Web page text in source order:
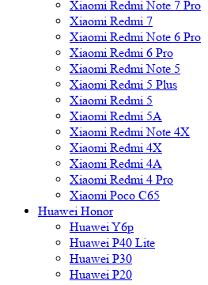
Xiaomi Redmi Note 7 Pro
Xiaomi Redmi 7
Xiaomi Redmi Note 6 Pro
Xiaomi Redmi 6 Pro
Xiaomi Redmi Note 5
Xiaomi Redmi 5 Plus
Xiaomi Redmi 5
Xiaomi Redmi 5A
Xiaomi Redmi Note 4X
Xiaomi Redmi 4X
Xiaomi Redmi 4A
Xiaomi Redmi 4 Pro
Xiaomi Poco C65
Huawei Honor
Huawei Y6p
Huawei P40 Lite
Huawei P30
Huawei P20